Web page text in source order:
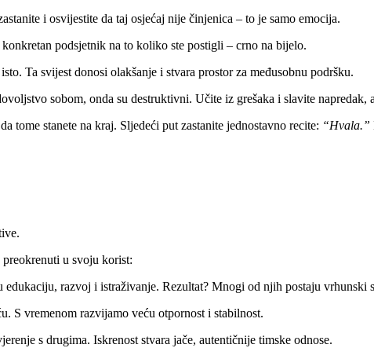
i osvijestite da taj osjećaj nije činjenica – to je samo emocija.
podsjetnik na to koliko ste postigli – crno na bijelo.
Ta svijest donosi olakšanje i stvara prostor za međusobnu podršku.
sobom, onda su destruktivni. Učite iz grešaka i slavite napredak,
tome stanete na kraj. Sljedeći put zastanite jednostavno recite: “Hvala.”
u svoju korist:
edukaciju, razvoj i istraživanje. Rezultat? Mnogi od njih postaju vrhunski
S vremenom razvijamo veću otpornost i stabilnost.
s drugima. Iskrenost stvara jače, autentičnije timske odnose.